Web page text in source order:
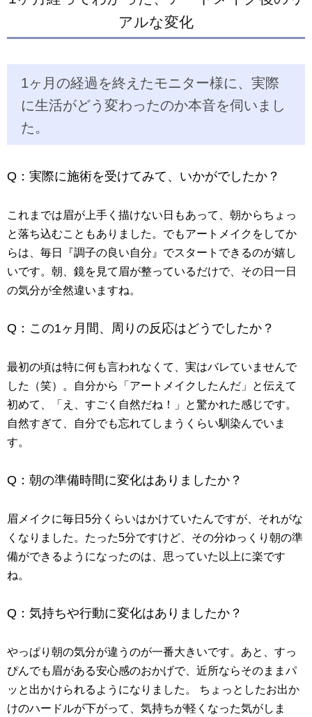
アルな変化
1ヶ月の経過を終えたモニター様に、実際
に生活がどう変わったのか本音を伺いまし
た。
Q：実際に施術を受けてみて、いかがでしたか？
これまでは眉が上手く描けない日もあって、朝からちょっ
と落ち込むこともありました。でもアートメイクをしてか
らは、毎日『調子の良い自分』でスタートできるのが嬉し
いです。朝、鏡を見て眉が整っているだけで、その日一日
の気分が全然違いますね。
Q：この1ヶ月間、周りの反応はどうでしたか？
最初の頃は特に何も言われなくて、実はバレていませんで
した（笑）。自分から「アートメイクしたんだ」と伝えて
初めて、「え、すごく自然だね！」と驚かれた感じです。
自然すぎて、自分でも忘れてしまうくらい馴染んでいま
す。
Q：朝の準備時間に変化はありましたか？
眉メイクに毎日5分くらいはかけていたんですが、それがな
くなりました。たった5分ですけど、その分ゆっくり朝の準
備ができるようになったのは、思っていた以上に楽です
ね。
Q：気持ちや行動に変化はありましたか？
やっぱり朝の気分が違うのが一番大きいです。あと、すっ
ぴんでも眉がある安心感のおかげで、近所ならそのままパ
ッと出かけられるようになりました。 ちょっとしたお出か
けのハードルが下がって、気持ちが軽くなった気がしま